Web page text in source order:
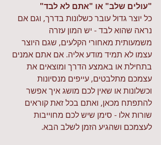
"עולים שלב" או "אתם לא לבד"
כל יוצר גדול עובר כשלונות בדרך, וגם אם
נראה שהוא לבד - יש המון עזרה
משמעותית מאחורי הקלעים, שגם היוצר
עצמו לא תמיד מודע אליה. אם אתם אמנים
בתחילת או באמצע הדרך ומוצאים את
עצמכם מתלבטים, עייפים מנסיונות
וכשלונות או שאין לכם מושג איך אפשר
להתפתח מכאן, ואתם בכל זאת קוראים
שורות אלו - סימן שיש לכם מחוייבות
לעצמכם ושהגיע הזמן לשלב הבא.